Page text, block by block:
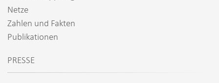
Netze
Zahlen und Fakten
Publikationen
PRESSE